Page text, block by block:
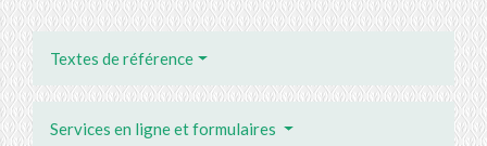
Textes de référence
Services en ligne et formulaires